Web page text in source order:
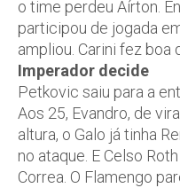
o time perdeu Aírton.
participou de jogada
ampliou. Carini fez boa
Imperador decide
Petkovic saiu para a
Aos 25, Evandro, de
altura, o Galo já tinha
no ataque. E Celso
Correa. O Flamengo